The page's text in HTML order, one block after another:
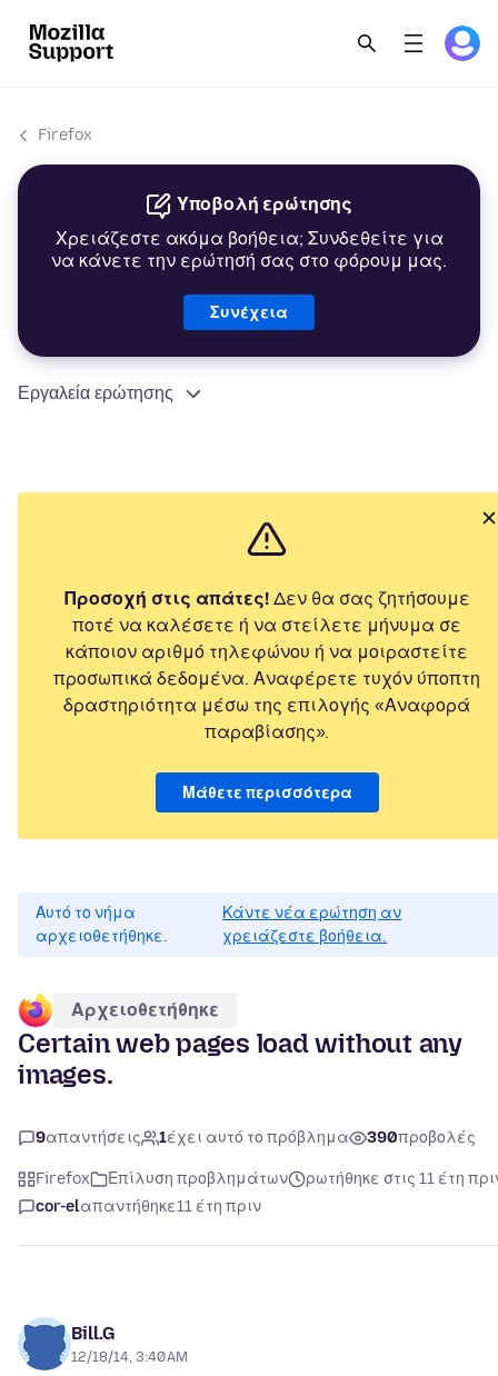
Firefox
Υποβολή ερώτησης
Χρειάζεστε ακόμα βοήθεια; Συνδεθείτε για
να κάνετε την ερώτησή σας στο φόρουμ μας.
Συνέχεια
Εργαλεία ερώτησης
Προσοχή στις απάτες!Δεν θα σας ζητήσουμε
ποτέ να καλέσετε ή να στείλετε μήνυμα σε
κάποιον αριθμό τηλεφώνου ή να μοιραστείτε
προσωπικά δεδομένα. Αναφέρετε τυχόν ύποπτη
δραστηριότητα μέσω της επιλογής «Αναφορά
παραβίασης».
Μάθετε περισσότερα
Αυτό το νήμα
αρχειοθετήθηκε.
Κάντε νέα ερώτηση αν
χρειάζεστε βοήθεια.
Αρχειοθετήθηκε
Certain web pages load without any
images.
9απαντήσεις 1έχει αυτό το πρόβλημα 390προβολές
Firefox Επίλυση προβλημάτων
ρωτήθηκε στις 11 έτη
cor-elαπαντήθηκε11 έτη πριν
Bill.G
12/18/14, 3:40 AM